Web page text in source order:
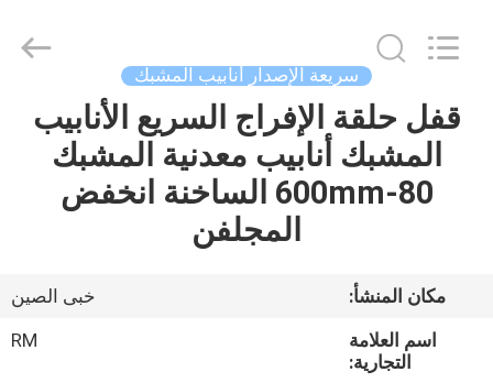
المنزل
منتجات
TRADE
CO.,LTD.
سريعة الإصدار أنابيب المشبك
قفل حلقة الإفراج السريع الأنابيب
المشبك أنابيب معدنية المشبك
80-600mm الساخنة انخفض
المجلفن
مكان المنشأ:
خبى الصين
اسم العلامة
التجارية:
RM